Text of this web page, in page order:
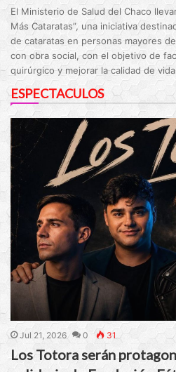
El Ministerio de Salud del Chaco
Más Cataratas”, una iniciativa
de cataratas en personas mayores
con obra social, con el objetivo de
quirúrgico y mejorar la calidad de
ESPECTACULOS
Jul 21, 2026 0 31
Los Totora serán